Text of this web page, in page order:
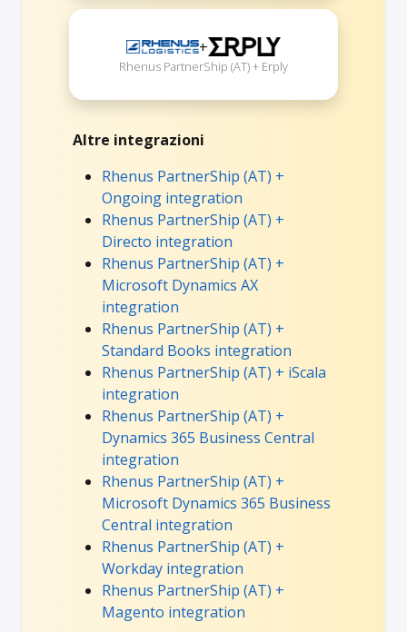
+
Rhenus PartnerShip (AT) + Erply
Altre integrazioni
Rhenus PartnerShip (AT) +
Ongoing integration
Rhenus PartnerShip (AT) +
Directo integration
Rhenus PartnerShip (AT) +
Microsoft Dynamics AX
integration
Rhenus PartnerShip (AT) +
Standard Books integration
Rhenus PartnerShip (AT) + iScala
integration
Rhenus PartnerShip (AT) +
Dynamics 365 Business Central
integration
Rhenus PartnerShip (AT) +
Microsoft Dynamics 365 Business
Central integration
Rhenus PartnerShip (AT) +
Workday integration
Rhenus PartnerShip (AT) +
Magento integration